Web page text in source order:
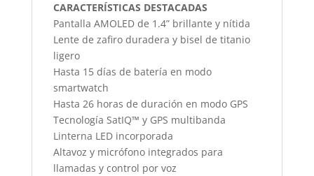
CARACTERÍSTICAS DESTACADAS
Pantalla AMOLED de 1.4” brillante y nítida
Lente de zafiro duradera y bisel de titanio
ligero
Hasta 15 días de batería en modo
smartwatch
Hasta 26 horas de duración en modo GPS
Tecnología SatIQ™ y GPS multibanda
Linterna LED incorporada
Altavoz y micrófono integrados para
llamadas y control por voz